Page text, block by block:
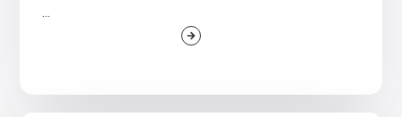
...